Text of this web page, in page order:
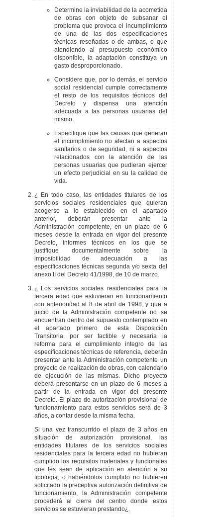
Determine la inviabilidad de la acometida
de obras con objeto de subsanar el
problema que provoca el incumplimiento
de una de las dos especificaciones
técnicas reseñadas o de ambas, o que
atendiendo al presupuesto económico
disponible, la adaptación constituya un
gasto desproporcionado.
Considere que, por lo demás, el servicio
social residencial cumple correctamente
el resto de los requisitos técnicos del
Decreto y dispensa una atención
adecuada a las personas usuarias del
mismo.
Especifique que las causas que generan
el incumplimiento no afectan a aspectos
sanitarios o de seguridad, ni a aspectos
relacionados con la atención de las
personas usuarias que pudieran ejercer
un efecto perjudicial en su la calidad de
vida.
¿ En todo caso, las entidades titulares de los
servicios sociales residenciales que quieran
acogerse a lo establecido en el apartado
anterior, deberán presentar ante la
Administración competente, en un plazo de 6
meses desde la entrada en vigor del presente
Decreto, informes técnicos en los que se
justifique documentalmente sobre la
imposibilidad de adecuación a las
especificaciones técnicas segunda y/o sexta del
anexo II del Decreto 41/1998, de 10 de marzo.
¿ Los servicios sociales residenciales para la
tercera edad que estuvieran en funcionamiento
con anterioridad al 8 de abril de 1998, y que a
juicio de la Administración competente no se
encuentran dentro del supuesto contemplado en
el apartado primero de esta Disposición
Transitoria, por ser factible y necesaria la
reforma para el cumplimiento integro de las
especificaciones técnicas de referencia, deberán
presentar ante la Administración competente un
proyecto de realización de obras, con calendario
de ejecución de las mismas. Dicho proyecto
deberá presentarse en un plazo de 6 meses a
partir de la entrada en vigor del presente
Decreto. El plazo de autorización provisional de
funcionamiento para estos servicios será de 3
años, a contar desde la misma fecha.
Si una vez transcurrido el plazo de 3 años en
situación de autorización provisional, las
entidades titulares de los servicios sociales
residenciales para la tercera edad no hubieran
cumplido los requisitos materiales y funcionales
que les sean de aplicación en atención a su
tipología, o habiéndolos cumplido no hubieren
solicitado la preceptiva autorización definitiva de
funcionamiento, la Administración competente
procederá al cierre del centro donde estos
servicios se estuvieran prestando¿.